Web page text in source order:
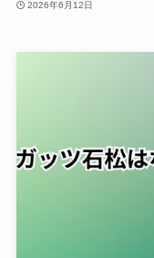
2026年6月12日